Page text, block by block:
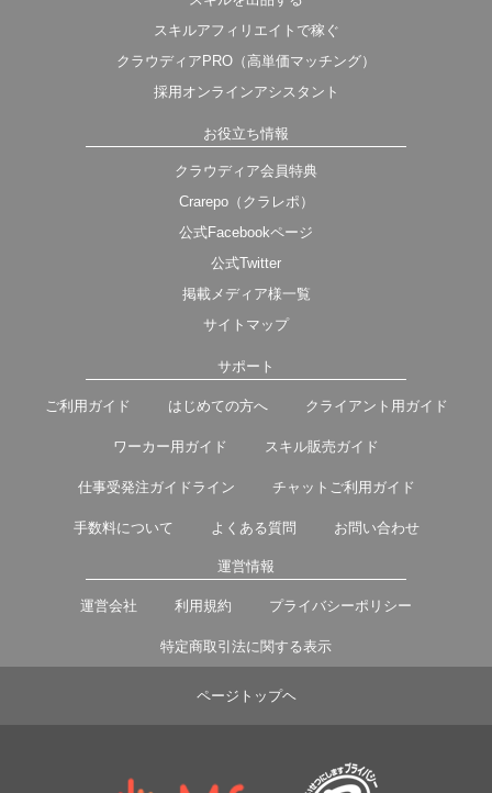
スキルアフィリエイトで稼ぐ
クラウディアPRO（高単価マッチング）
採用オンラインアシスタント
お役立ち情報
クラウディア会員特典
Crarepo（クラレポ）
公式Facebookページ
公式Twitter
掲載メディア様一覧
サイトマップ
サポート
ご利用ガイド はじめての方へ クライアント用ガイド
ワーカー用ガイド スキル販売ガイド
仕事受発注ガイドライン チャットご利用ガイド
手数料について よくある質問 お問い合わせ
運営情報
運営会社 利用規約 プライバシーポリシー
特定商取引法に関する表示
ページトップヘ